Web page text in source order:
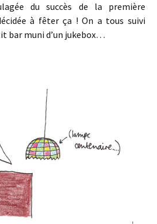
du succès de la première
à fêter ça ! On a tous suivi
bar muni d’un jukebox…